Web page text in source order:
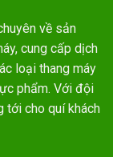
về sản
cung cấp dịch
loại thang máy
phẩm. Với đội
tới cho quí khách